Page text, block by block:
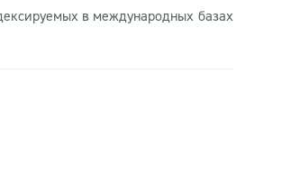
в международных базах